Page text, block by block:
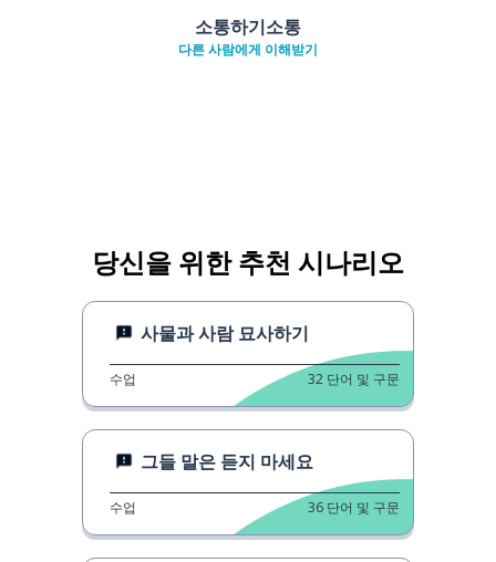
소통하기소통
다른 사람에게 이해받기
당신을 위한 추천 시나리오
사물과 사람 묘사하기
수업 32 단어 및 구문
그들 말은 듣지 마세요
수업 36 단어 및 구문